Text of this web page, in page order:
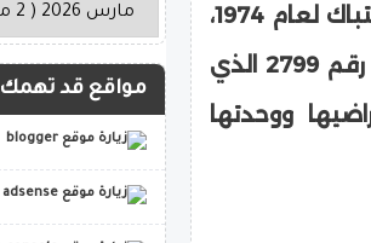
ودعا دوجاريك تل أبيب إلى احترام اتفاقية فض الاشتباك لعام 1974،
مضيفا: "كما تتذكرون، دعا مجلس الأمن في قراره رقم 2799 الذي
ووحدتها
مواقع قد تهمك